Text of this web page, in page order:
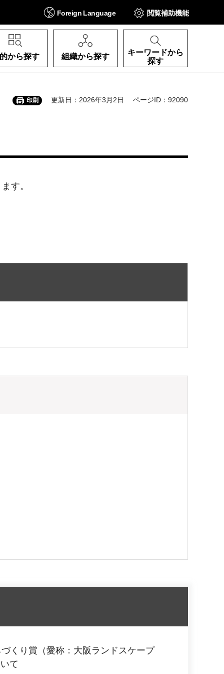
Foreign Language 閲覧補助機能
から探す 組織から探す
キーワードから
探す
印刷 更新日：2026年3月2日 ページID：92090
す。
くり賞（愛称：大阪ランドスケープ
て